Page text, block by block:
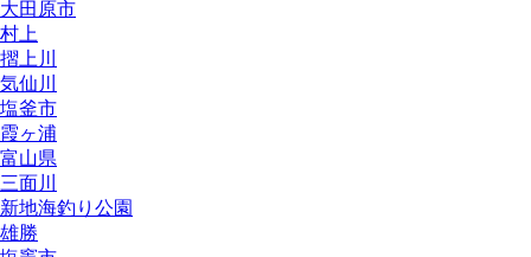
大田原市
村上
摺上川
気仙川
塩釜市
霞ヶ浦
富山県
三面川
新地海釣り公園
雄勝